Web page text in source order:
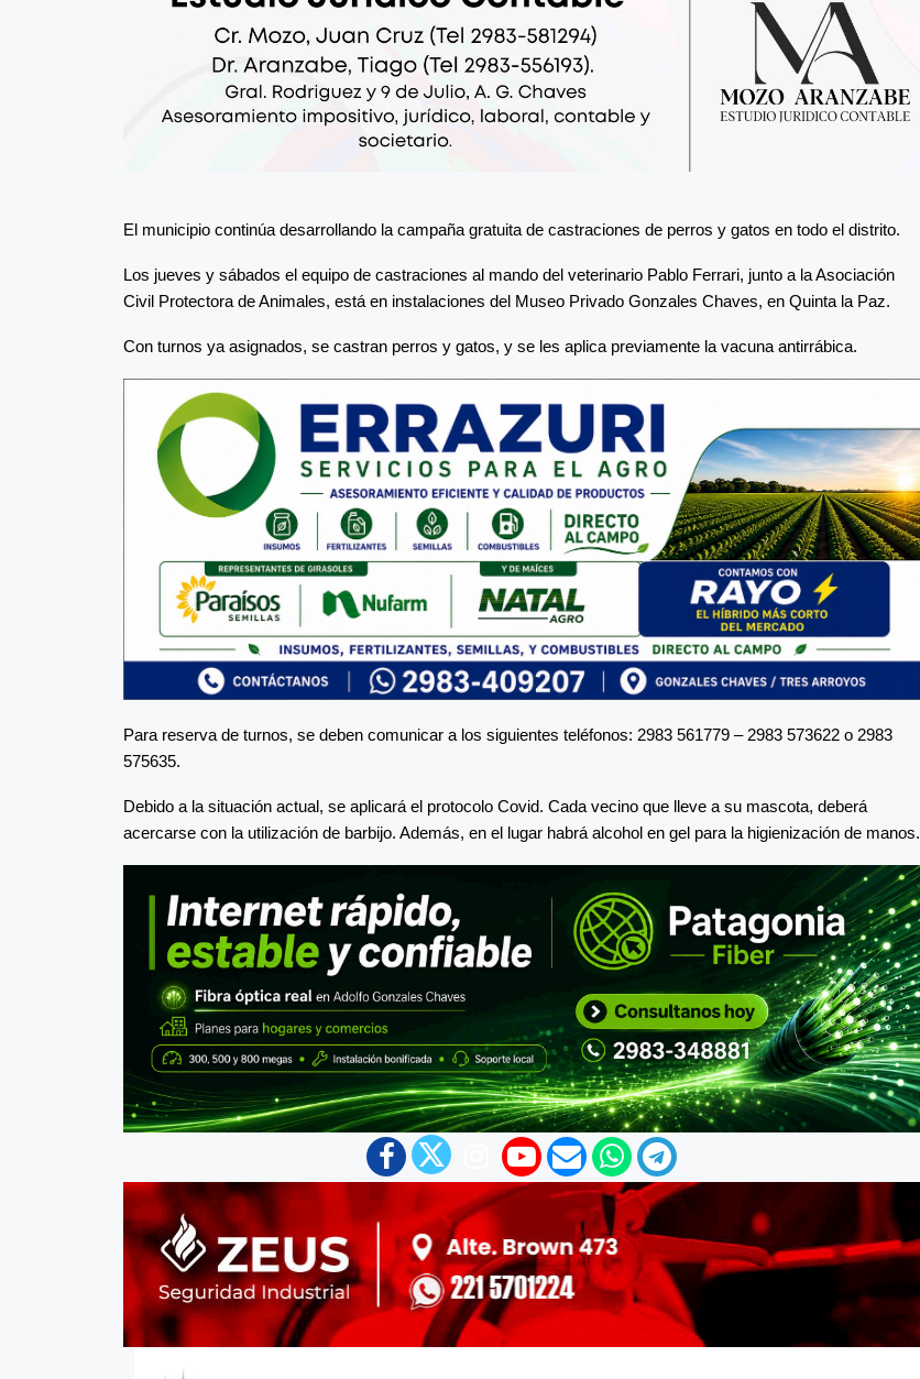
El municipio continúa desarrollando la campaña gratuita de castraciones de perros y gatos en todo el distrito.
Los jueves y sábados el equipo de castraciones al mando del veterinario Pablo Ferrari, junto a la Asociación
Civil Protectora de Animales, está en instalaciones del Museo Privado Gonzales Chaves, en Quinta la Paz.
Con turnos ya asignados, se castran perros y gatos, y se les aplica previamente la vacuna antirrábica.
Para reserva de turnos, se deben comunicar a los siguientes teléfonos: 2983 561779 – 2983 573622 o 2983
575635.
Debido a la situación actual, se aplicará el protocolo Covid. Cada vecino que lleve a su mascota, deberá
acercarse con la utilización de barbijo. Además, en el lugar habrá alcohol en gel para la higienización de manos.